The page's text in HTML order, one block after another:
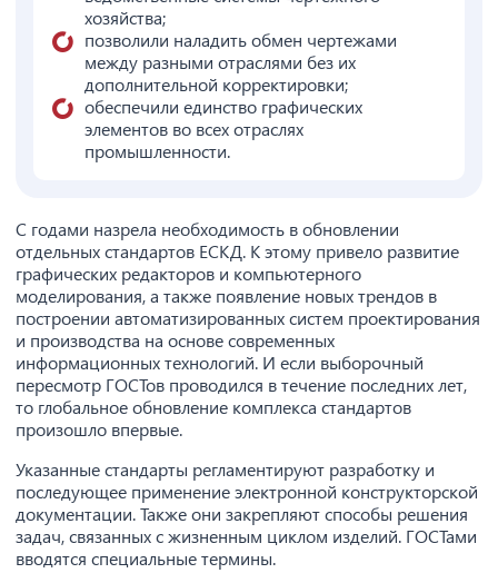
хозяйства;
позволили наладить обмен чертежами
между разными отраслями без их
дополнительной корректировки;
обеспечили единство графических
элементов во всех отраслях
промышленности.
С годами назрела необходимость в обновлении
отдельных стандартов ЕСКД. К этому привело развитие
графических редакторов и компьютерного
моделирования, а также появление новых трендов в
построении автоматизированных систем проектирования
и производства на основе современных
информационных технологий. И если выборочный
пересмотр ГОСТов проводился в течение последних лет,
то глобальное обновление комплекса стандартов
произошло впервые.
Указанные стандарты регламентируют разработку и
последующее применение электронной конструкторской
документации. Также они закрепляют способы решения
задач, связанных с жизненным циклом изделий. ГОСТами
вводятся специальные термины.